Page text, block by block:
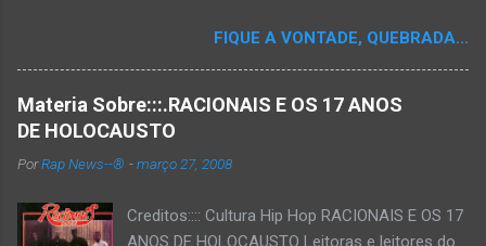
FIQUE A VONTADE, QUEBRADA...
Materia Sobre:::.RACIONAIS E OS 17 ANOS
DE HOLOCAUSTO
PorRap News--® -março 27, 2008
Creditos:::: Cultura Hip Hop RACIONAIS E OS 17
ANOS DE HOLOCAUSTO Leitoras e leitores do